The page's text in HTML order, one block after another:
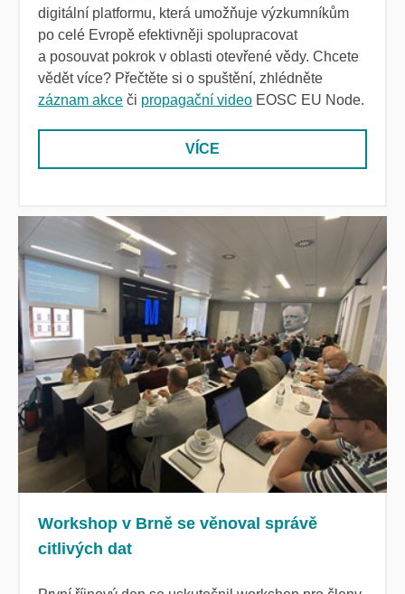
digitální platformu, která umožňuje výzkumníkům
po celé Evropě efektivněji spolupracovat
a posouvat pokrok v oblasti otevřené vědy. Chcete
vědět více? Přečtěte si o spuštění, zhlédněte
záznam akce či propagační video EOSC EU Node.
VÍCE
Workshop v Brně se věnoval správě
citlivých dat